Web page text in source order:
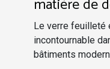
matière de
feuilleté
modernes
Le verre feuilleté
incontournable
bâtiments